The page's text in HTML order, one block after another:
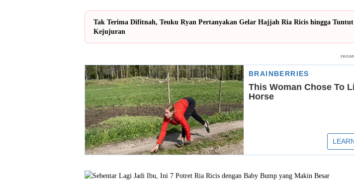
Tak Terima Difitnah, Teuku Ryan Pertanyakan Gelar Hajjah Ria Ricis hingga Tuntut
Kejujuran